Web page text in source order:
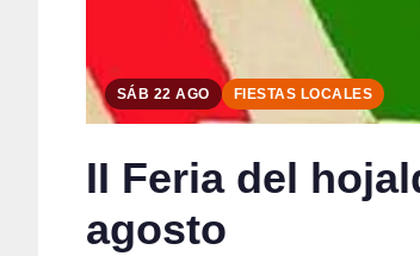
SÁB 22 AGO FIESTAS LOCALES
II Feria del
agosto